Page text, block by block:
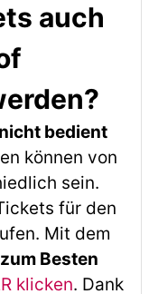
auch
bedient
können von
sein.
für den
Mit dem
zum Besten
klicken. Dank